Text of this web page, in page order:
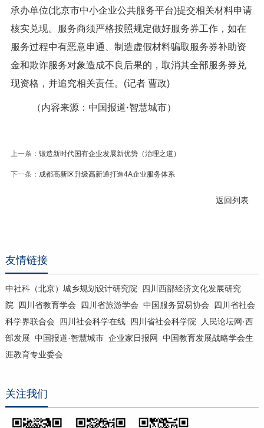
承办单位(北京市中小企业公共服务平台)提交相关材料申请
核实兑现。服务商须严格按照规定做好服务券工作，如在
服务过程中有恶意串通、制造虚假材料骗取服务券补助资
金和欺诈服务对象造成不良后果的，取消其全部服务券兑
现资格，并追究相关责任。(记者 曹政)
（内容来源：中国报道·智慧城市）
上一条： 锻造新时代国有企业发展新优势（治理之道）
下一条： 成都高新区升级高新通打造4A企业服务体系
返回列表
友情链接
中社科（北京）城乡规划设计研究院
四川西部经济文化发展研究
院
四川省教育学会 四川省旅游学会 中国服务贸易协会
四川省社会
科学界联合会
四川社会科学在线 四川省社会科学院
人民论坛网·西
部发展 中国报道·智慧城市 企业家日报网
中国教育发展战略学会生
涯教育专业委会
关注我们